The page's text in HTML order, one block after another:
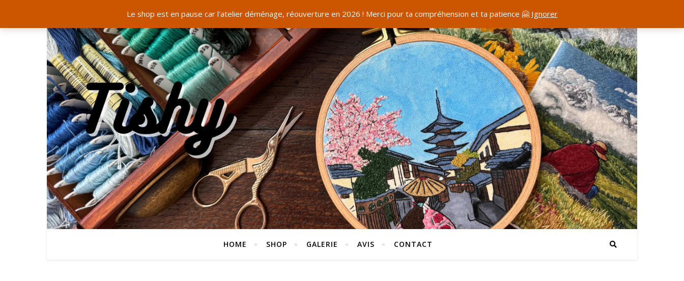
Le shop est en pause car l'atelier déménage, réouverture en 2026 ! Merci pour ta compréhension et ta patience 🤗 Ignorer
HOME SHOP GALERIE AVIS CONTACT